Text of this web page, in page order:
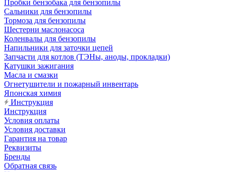
Пробки бензобака для бензопилы
Сальники для бензопилы
Тормоза для бензопилы
Шестерни маслонасоса
Коленвалы для бензопилы
Напильники для заточки цепей
Запчасти для котлов (ТЭНы, аноды, прокладки)
Катушки зажигания
Масла и смазки
Огнетушители и пожарный инвентарь
Японская химия
Инструкция
Инструкция
Условия оплаты
Условия доставки
Гарантия на товар
Реквизиты
Бренды
Обратная связь